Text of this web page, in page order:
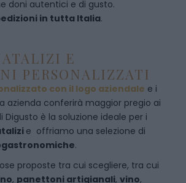
doni autentici e di gusto.
in tutta Italia.
E
PERSONALIZZATI
con il logo aziendale e i
azienda conferirà maggior pregio ai
Digusto è la soluzione ideale per i
e offriamo una selezione di
.
proposte tra cui scegliere, tra cui
, panettoni artigianali, vino,